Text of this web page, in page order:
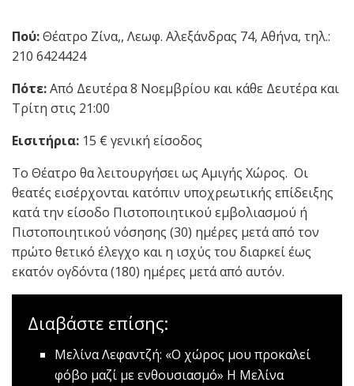
Πού:Θέατρο Ζίνα,, Λεωφ. Αλεξάνδρας 74, Αθήνα, τηλ.:
210 6424424
Πότε:Από Δευτέρα 8 Νοεμβρίου και κάθε Δευτέρα και
Τρίτη στις 21:00
Εισιτήρια: 15 € γενική είσοδος
Το Θέατρο θα λειτουργήσει ως Αμιγής Χώρος. Οι
θεατές εισέρχονται κατόπιν υποχρεωτικής επίδειξης
κατά την είσοδο Πιστοποιητικού εμβολιασμού ή
Πιστοποιητικού νόσησης (30) ημέρες μετά από τον
πρώτο θετικό έλεγχο και η ισχύς του διαρκεί έως
εκατόν ογδόντα (180) ημέρες μετά από αυτόν.
Διαβάστε επίσης:
Μελίνα Λεφαντζή: «Ο χώρος μου προκαλεί
φόβο μαζί με ενθουσιασμό» H Μελίνα